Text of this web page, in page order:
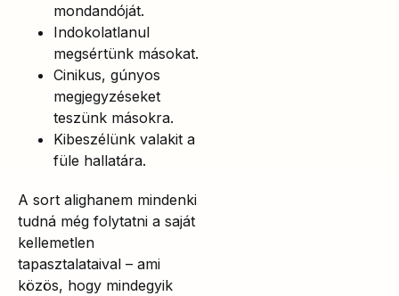
mondandóját.
Indokolatlanul
megsértünk másokat.
Cinikus, gúnyos
megjegyzéseket
teszünk másokra.
Kibeszélünk valakit a
füle hallatára.
A sort alighanem mindenki
tudná még folytatni a saját
kellemetlen
tapasztalataival – ami
közös, hogy mindegyik